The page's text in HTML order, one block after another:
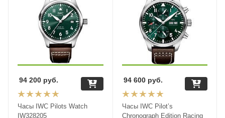
Часы IWC Pilots Watch
IW328205
94 200 руб.
Часы IWC Pilot’s
Chronograph Edition Racing
94 600руб.